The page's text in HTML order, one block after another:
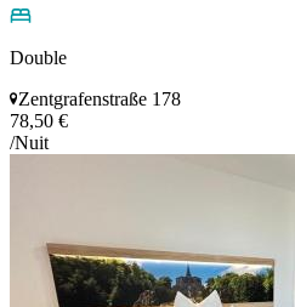
Double
Zentgrafenstraße 178
78,50 €
/Nuit